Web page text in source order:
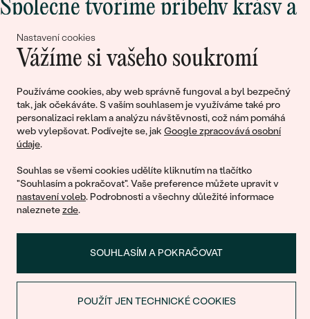
Nastavení cookies
Vážíme si vašeho soukromí
Používáme cookies, aby web správně fungoval a byl bezpečný
tak, jak očekáváte. S vaším souhlasem je využíváme také pro
personalizaci reklam a analýzu návštěvnosti, což nám pomáhá
web vylepšovat. Podívejte se, jak Google zpracovává osobní
údaje.
Souhlas se všemi cookies udělíte kliknutím na tlačítko
"Souhlasím a pokračovat". Vaše preference můžete upravit v
nastavení voleb. Podrobnosti a všechny důležité informace
naleznetezde.
SOUHLASÍM A POKRAČOVAT
POUŽÍT JEN TECHNICKÉ COOKIES
Společně tvoříme příběhy krásy a
lásky
© 2011 - 2026, Eppi.cz